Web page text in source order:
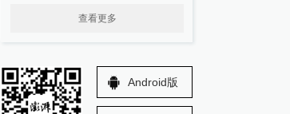
查看更多
Android版